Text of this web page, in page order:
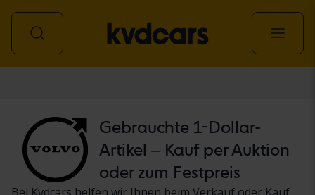
Gebrauchte 1-Dollar-
Artikel – Kauf per Auktion
oder zum Festpreis